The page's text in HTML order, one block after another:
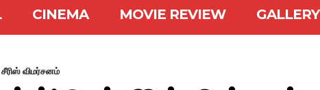
CINEMA MOVIE REVIEW GALLERY
விமர்சனம்